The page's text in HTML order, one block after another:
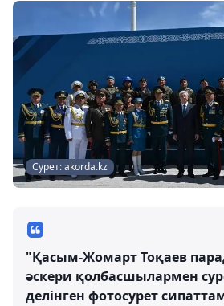
Сурет: akorda.kz
"Қасым-Жомарт Тоқаев
әскери қолбасшылармен
делінген фотосурет